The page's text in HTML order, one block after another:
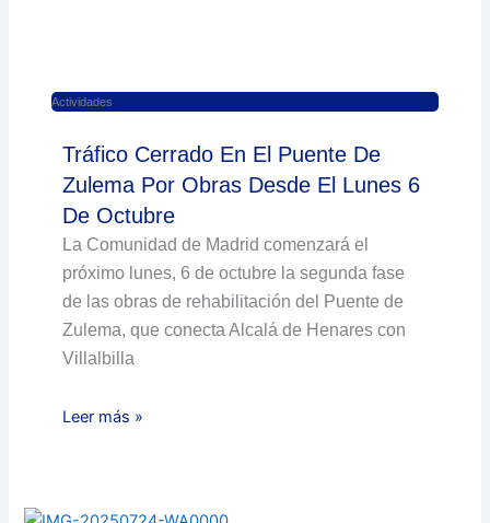
Actividades
Tráfico Cerrado En El Puente De
Zulema Por Obras Desde El Lunes 6
De Octubre
La Comunidad de Madrid comenzará el
próximo lunes, 6 de octubre la segunda fase
de las obras de rehabilitación del Puente de
Zulema, que conecta Alcalá de Henares con
Villalbilla
Leer más »